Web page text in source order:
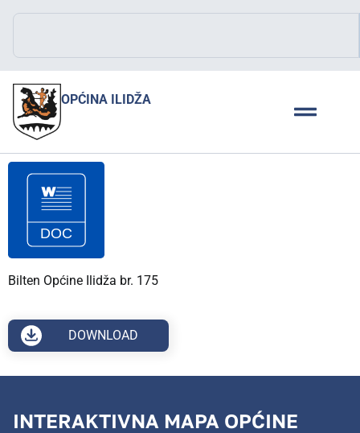
OPĆINA ILIDŽA
Bilten Općine Ilidža br. 175
DOWNLOAD
INTERAKTIVNA MAPA OPĆINE